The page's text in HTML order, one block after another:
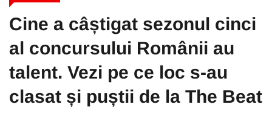
Cine a câștigat sezonul cinci
al concursului Românii au
talent. Vezi pe ce loc s-au
clasat și puștii de la The Beat